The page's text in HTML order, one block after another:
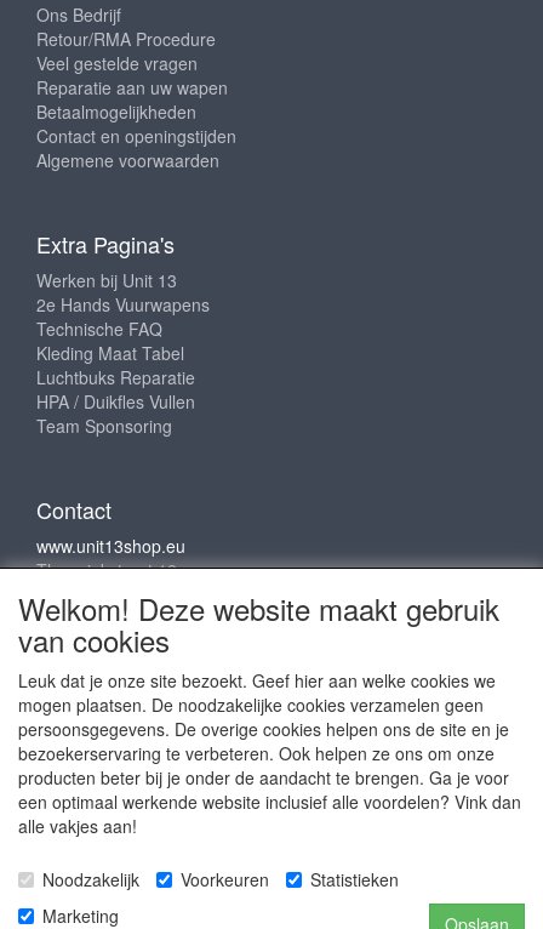
Ons Bedrijf
Retour/RMA Procedure
Veel gestelde vragen
Reparatie aan uw wapen
Betaalmogelijkheden
Contact en openingstijden
Algemene voorwaarden
Extra Pagina's
Werken bij Unit 13
2e Hands Vuurwapens
Technische FAQ
Kleding Maat Tabel
Luchtbuks Reparatie
HPA / Duikfles Vullen
Team Sponsoring
Contact
www.unit13shop.eu
Thermiekstraat 12
6361 HB Nuth
info@unit13shop.eu
Sociale media
RESERVED to © Unit 13 Outdoor Adventures
Copyright © Copy claim on the name and logo Unit 13
Welkom! Deze website maakt gebruik
van cookies
Leuk dat je onze site bezoekt. Geef hier aan welke cookies we
mogen plaatsen. De noodzakelijke cookies verzamelen geen
persoonsgegevens. De overige cookies helpen ons de site en je
bezoekerservaring te verbeteren. Ook helpen ze ons om onze
producten beter bij je onder de aandacht te brengen. Ga je voor
een optimaal werkende website inclusief alle voordelen? Vink dan
alle vakjes aan!
Noodzakelijk Voorkeuren
Statistieken
Marketing
Opslaan